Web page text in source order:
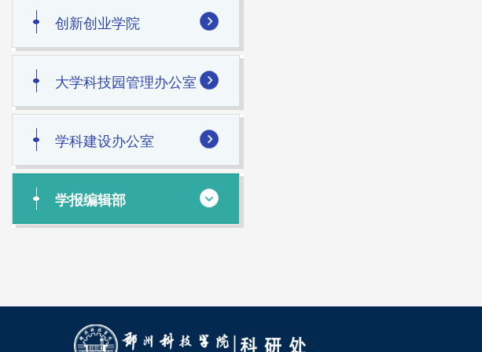
创新创业学院
大学科技园管理办公室
学科建设办公室
学报编辑部
>